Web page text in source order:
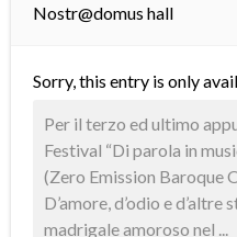
Nostr@domus hall
Sorry, this entry is only
Per il terzo ed ultimo
Festival “Di parola in
(Zero Emission Baroque
D’amore, d’odio e d’altre
madrigale amoroso nel ...